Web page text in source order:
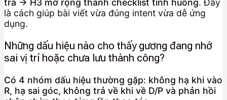
tra → H3 mở rộng thành checklist tình huống. Đây
là cách giúp bài viết vừa đúng intent vừa dễ ứng
dụng.
Những dấu hiệu nào cho thấy gương đang nhớ
sai vị trí hoặc chưa lưu thành công?
Có 4 nhóm dấu hiệu thường gặp: không hạ khi vào
R, hạ sai góc, không trả về khi về D/P và phản hồi